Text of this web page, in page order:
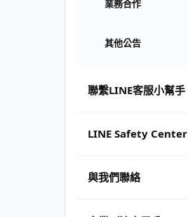
業務合作
其他公告
聯繫LINE客服小幫手
LINE Safety Center
與我們聯絡